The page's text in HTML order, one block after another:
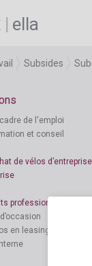
ella
Subsides
de l'emploi
et conseil
de vélos d’entreprise
professionnels
en leasing